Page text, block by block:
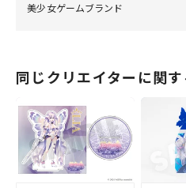
美少女ゲームブランド
同じクリエイターに関